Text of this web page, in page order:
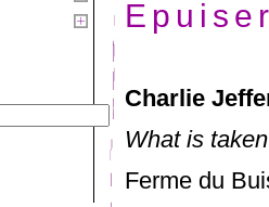
Charlie
What is
Ferme du